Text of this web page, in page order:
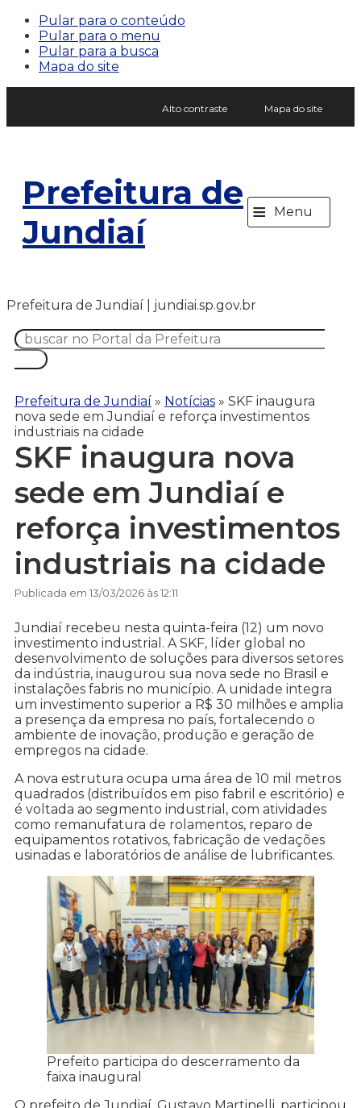
Pular para o conteúdo
Pular para o menu
Pular para a busca
Mapa do site
Alto contraste Mapa do site
Prefeitura de
Jundiaí
≡ Menu
Prefeitura de Jundiaí | jundiai.sp.gov.br
Prefeitura de Jundiaí » Notícias » SKF inaugura
nova sede em Jundiaí e reforça investimentos
industriais na cidade
SKF inaugura nova
sede em Jundiaí e
reforça investimentos
industriais na cidade
Publicada em 13/03/2026 às 12:11
Jundiaí recebeu nesta quinta-feira (12) um novo
investimento industrial. A SKF, líder global no
desenvolvimento de soluções para diversos setores
da indústria, inaugurou sua nova sede no Brasil e
instalações fabris no município. A unidade integra
um investimento superior a R$ 30 milhões e amplia
a presença da empresa no país, fortalecendo o
ambiente de inovação, produção e geração de
empregos na cidade.
A nova estrutura ocupa uma área de 10 mil metros
quadrados (distribuídos em piso fabril e escritório) e
é voltada ao segmento industrial, com atividades
como remanufatura de rolamentos, reparo de
equipamentos rotativos, fabricação de vedações
usinadas e laboratórios de análise de lubrificantes.
Prefeito participa do descerramento da
faixa inaugural